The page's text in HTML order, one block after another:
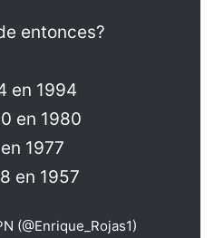
entonces?
en 1994
en 1980
1977
en 1957
(@Enrique_Rojas1)